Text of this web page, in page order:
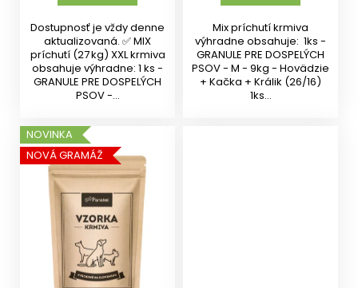
Dostupnosť je vždy denne
aktualizovaná. ✅ MIX
príchutí (27 kg) XXL krmiva
obsahuje výhradne: 1 ks -
GRANULE PRE DOSPELÝCH
PSOV -...
Mix príchutí krmiva
výhradne obsahuje: 1ks -
GRANULE PRE DOSPELÝCH
PSOV - M - 9kg - Hovädzie
+ Kačka + Králik (26/16)
1ks...
NOVINKA
NOVÁ GRAMÁŽ